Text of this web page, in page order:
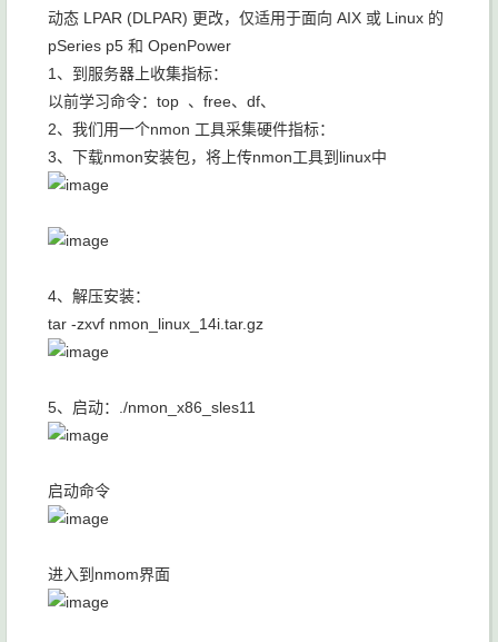
动态 LPAR (DLPAR) 更改，仅适用于面向 AIX 或 Linux 的
pSeries p5 和 OpenPower
1、到服务器上收集指标：
以前学习命令：top 、free、df、
2、我们用一个nmon 工具采集硬件指标：
3、下载nmon安装包，将上传nmon工具到linux中
4、解压安装：
tar -zxvf nmon_linux_14i.tar.gz
5、启动：./nmon_x86_sles11
启动命令
进入到nmom界面